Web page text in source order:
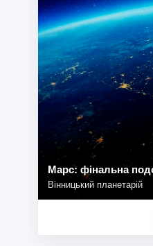
Марс: фінальна
Вінницький планетарій